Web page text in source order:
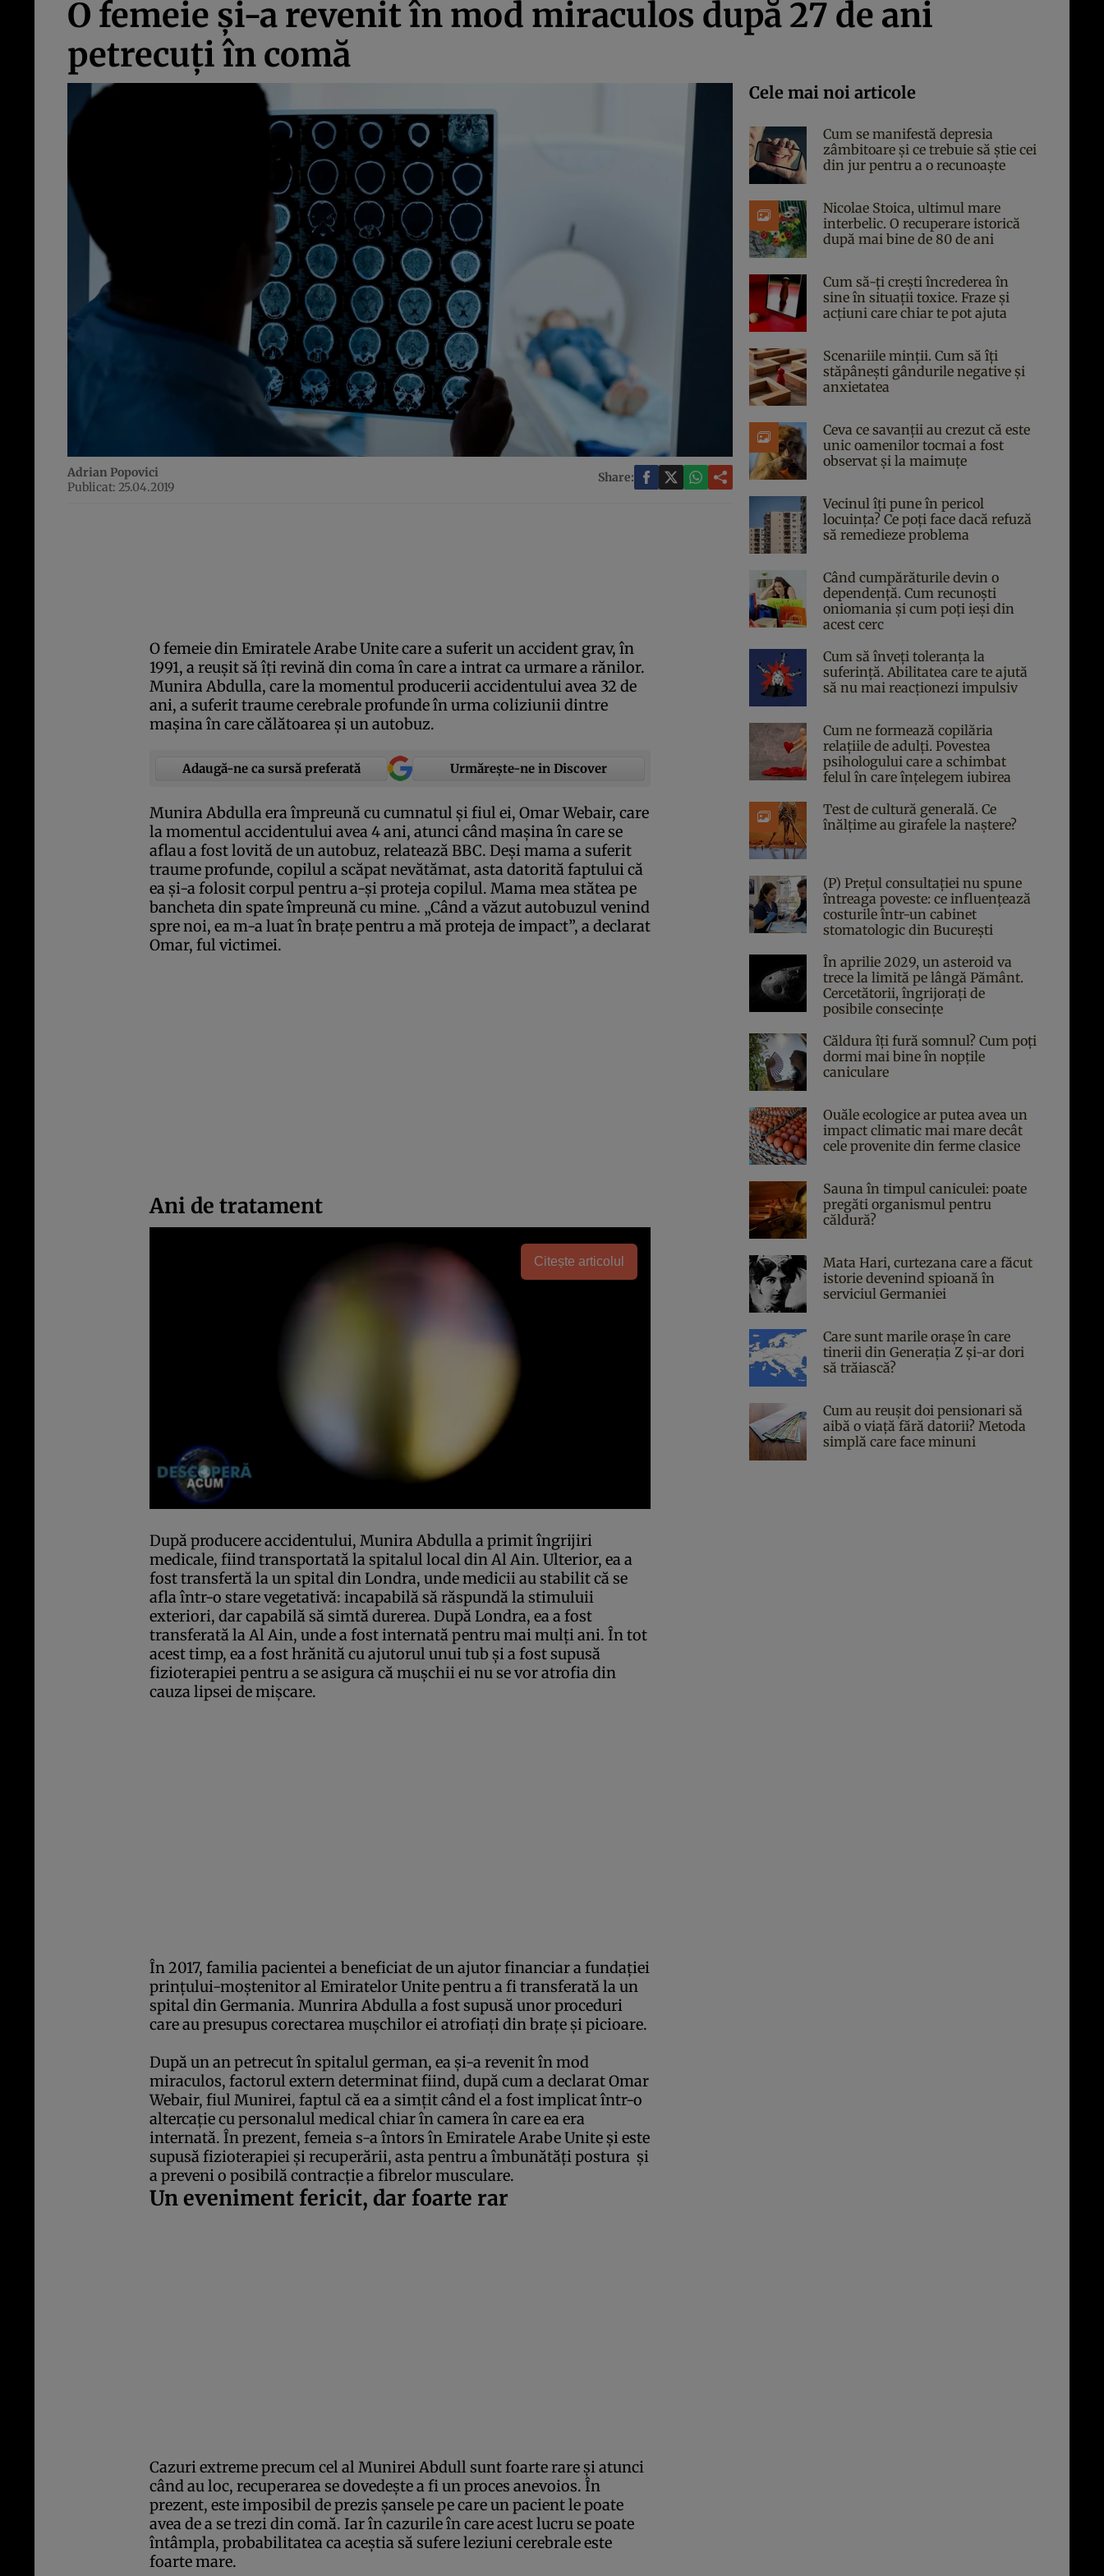
O femeie şi-a revenit în mod miraculos după 27 de ani
petrecuţi în comă
Adrian Popovici
Publicat: 25.04.2019
Share:
O femeie din Emiratele Arabe Unite care a suferit un accident grav, în
1991, a reuşit să îţi revină din coma în care a intrat ca urmare a rănilor.
Munira Abdulla, care la momentul producerii accidentului avea 32 de
ani, a suferit traume cerebrale profunde în urma coliziunii dintre
maşina în care călătoarea şi un autobuz.
Adaugă-ne ca sursă preferată Urmărește-ne in Discover
Munira Abdulla era împreună cu cumnatul şi fiul ei, Omar Webair, care
la momentul accidentului avea 4 ani, atunci când maşina în care se
aflau a fost lovită de un autobuz, relateazăBBC. Deşi mama a suferit
traume profunde, copilul a scăpat nevătămat, asta datorită faptului că
ea şi-a folosit corpul pentru a-şi proteja copilul. Mama mea stătea pe
bancheta din spate împreună cu mine. „Când a văzut autobuzul venind
spre noi, ea m-a luat în braţe pentru a mă proteja de impact”, a declarat
Omar, ful victimei.
Ani de tratament
Citește articolul
După producere accidentului, Munira Abdulla a primit îngrijiri
medicale, fiind transportată la spitalul local din Al Ain. Ulterior, ea a
fost transfertă la un spital din Londra, unde medicii au stabilit că se
afla într-o stare vegetativă: incapabilă să răspundă la stimuluii
exteriori, dar capabilă să simtădurerea. După Londra, ea a fost
transferată la Al Ain, unde a fost internată pentru mai mulţi ani. În tot
acest timp, ea a fost hrănită cu ajutorul unui tub şi a fost supusă
fizioterapiei pentru a se asigura că muşchii ei nu se vor atrofia din
cauza lipsei de mişcare.
În 2017, familia pacientei a beneficiat de un ajutor financiar a fundaţiei
prinţului-moştenitor al Emiratelor Unite pentru a fi transferată la un
spital din Germania. Munrira Abdulla a fost supusă unor proceduri
care au presupus corectarea muşchilor eiatrofiaţidin braţe şi picioare.
După un an petrecut în spitalul german, ea şi-a revenit în mod
miraculos, factorul extern determinat fiind, după cum a declarat Omar
Webair, fiul Munirei, faptul că ea a simţit când el a fost implicat într-o
altercaţie cu personalul medical chiar în camera în care ea era
internată. În prezent, femeia s-a întors în Emiratele Arabe Unite şi este
supusă fizioterapiei şi recuperării, asta pentru a îmbunătăţi postura şi
a preveni o posibilă contracţie a fibrelor musculare.
Un eveniment fericit, dar foarte rar
Cazuri extreme precum cel al Munirei Abdull sunt foarte rare şi atunci
când au loc, recuperarea se dovedeşte a fi un proces anevoios. În
prezent, este imposibil de prezis şansele pe care un pacient le poate
avea de a setrezi din comă. Iar în cazurile în care acest lucru se poate
întâmpla, probabilitatea ca aceştia să sufere leziuni cerebrale este
foarte mare.
Cele mai noi articole
Cum se manifestă depresia
zâmbitoare și ce trebuie să știe cei
din jur pentru a o recunoaște
Nicolae Stoica, ultimul mare
interbelic. O recuperare istorică
după mai bine de 80 de ani
Cum să-ți crești încrederea în
sine în situații toxice. Fraze și
acțiuni care chiar te pot ajuta
Scenariile minții. Cum să îți
stăpânești gândurile negative și
anxietatea
Ceva ce savanții au crezut că este
unic oamenilor tocmai a fost
observat și la maimuțe
Vecinul îți pune în pericol
locuința? Ce poți face dacă refuză
să remedieze problema
Când cumpărăturile devin o
dependență. Cum recunoști
oniomania și cum poți ieși din
acest cerc
Cum să înveți toleranța la
suferință. Abilitatea care te ajută
să nu mai reacționezi impulsiv
Cum ne formează copilăria
relațiile de adulți. Povestea
psihologului care a schimbat
felul în care înțelegem iubirea
Test de cultură generală. Ce
înălțime au girafele la naștere?
(P) Prețul consultației nu spune
întreaga poveste: ce influențează
costurile într-un cabinet
stomatologic din București
În aprilie 2029, un asteroid va
trece la limită pe lângă Pământ.
Cercetătorii, îngrijorați de
posibile consecințe
Căldura îți fură somnul? Cum poți
dormi mai bine în nopțile
caniculare
Ouăle ecologice ar putea avea un
impact climatic mai mare decât
cele provenite din ferme clasice
Sauna în timpul caniculei: poate
pregăti organismul pentru
căldură?
Mata Hari, curtezana care a făcut
istorie devenind spioană în
serviciul Germaniei
Care sunt marile orașe în care
tinerii din Generația Z și-ar dori
să trăiască?
Cum au reușit doi pensionari să
aibă o viață fără datorii? Metoda
simplă care face minuni